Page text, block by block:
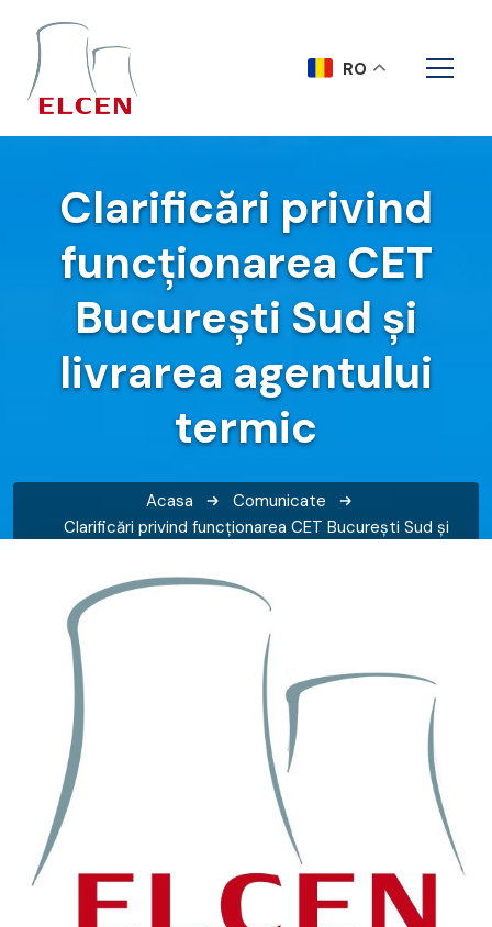
Clarificări privind
funcționarea CET
București Sud și
livrarea agentului
termic
Acasa
Comunicate
Clarificări privind funcționarea CET București Sud și
RO